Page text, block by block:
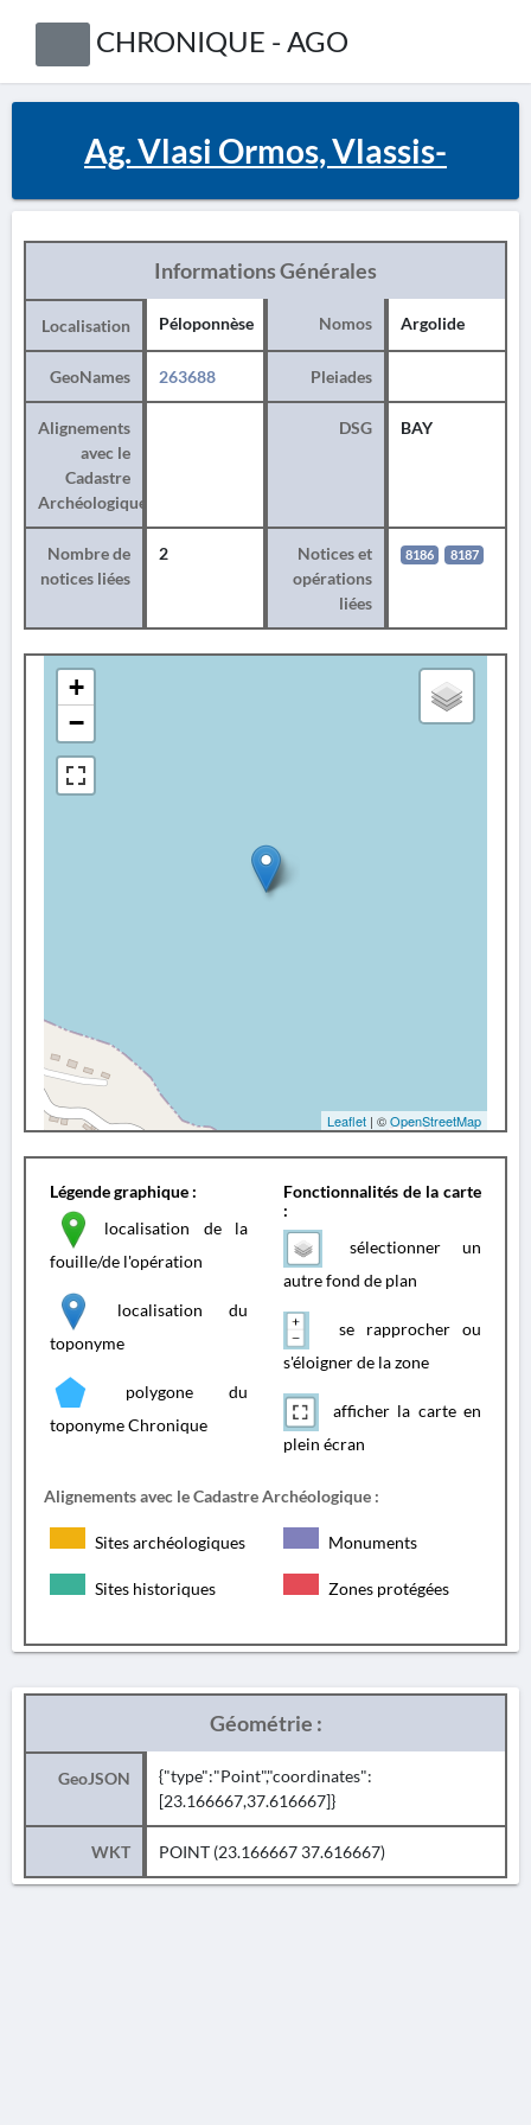
CHRONIQUE - AGO
Ag. Vlasi Ormos, Vlassis-
Informations Générales
Localisation Péloponnèse Nomos Argolide
GeoNames 263688 Pleiades
Alignements
avec le
Cadastre
Archéologique
DSG BAY
Nombre de
notices liées
2
Notices et
opérations
liées
8186 8187
+
−
Leaflet | ©OpenStreetMap
Légende graphique :
localisation de la
fouille/de l'opération
localisation du
toponyme
polygone du
toponyme Chronique
Fonctionnalités de la carte
:
sélectionner un
autre fond de plan
se rapprocher ou
s'éloigner de la zone
afficher la carte en
plein écran
Alignements avec le Cadastre Archéologique :
Sites archéologiques Monuments
Sites historiques Zones protégées
Géométrie :
GeoJSON
{"type":"Point","coordinates":
[23.166667,37.616667]}
WKT POINT (23.166667 37.616667)